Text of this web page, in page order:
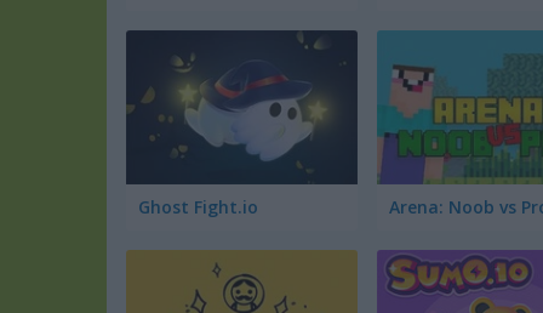
Ghost Fight.io Arena: Noob vs